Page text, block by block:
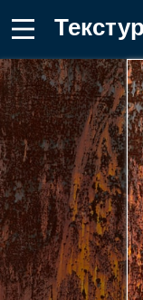
Текстурный,